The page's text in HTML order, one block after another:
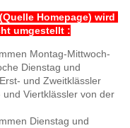
Homepage) wird
umgestellt :
Montag-Mittwoch-
Dienstag und
und Zweitklässler
Viertklässler von der
Dienstag und